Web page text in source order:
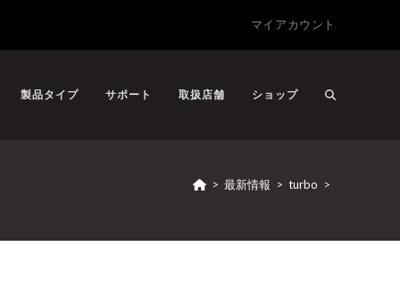
マイアカウント
製品タイプ サポート 取扱店舗 ショップ
> 最新情報 > turbo >